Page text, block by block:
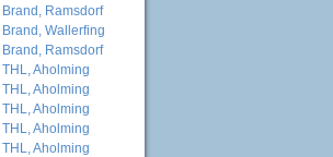
Brand, Ramsdorf
Brand, Wallerfing
Brand, Ramsdorf
THL, Aholming
THL, Aholming
THL, Aholming
THL, Aholming
THL, Aholming